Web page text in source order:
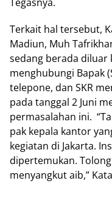
Terkait hal tersebut,
Madiun, Muh
sedang berada diluar
menghubungi Bapak
telepone, dan SKR
pada tanggal 2 Juni
permasalahan ini.
pak kepala kantor
kegiatan di Jakarta.
dipertemukan.
menyangkut aib,”